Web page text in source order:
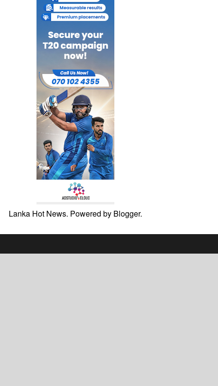
Lanka Hot News. Powered by Blogger.